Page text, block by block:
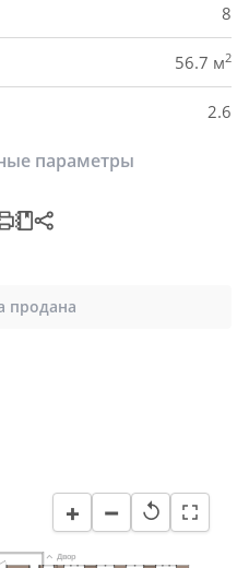
8
56.7 м2
2.6
параметры
продана
+ − ↺
Двор